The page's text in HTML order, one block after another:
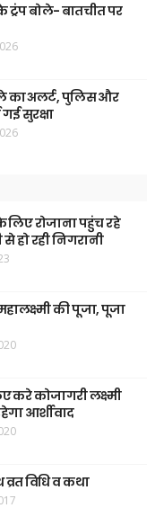
ट्रंप बोले- बातचीत पर
का अलर्ट, पुलिस और
सुरक्षा
लिए रोजाना पहुंच रहे
से हो रही निगरानी
की पूजा, पूजा
करे कोजागरी लक्ष्मी
आर्शीवाद
विधि व कथा